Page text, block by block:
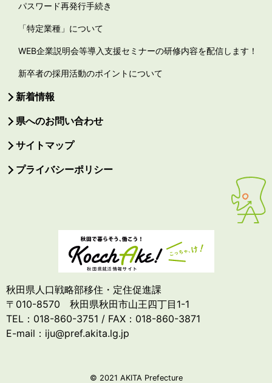
パスワード再発行手続き
「特定業種」について
WEB企業説明会等導入支援セミナーの研修内容を配信します！
新卒者の採用活動のポイントについて
新着情報
県へのお問い合わせ
サイトマップ
プライバシーポリシー
秋田県人口戦略部移住・定住促進課
〒010-8570 秋田県秋田市山王四丁目1-1
TEL：018-860-3751 / FAX：018-860-3871
E-mail：iju@pref.akita.lg.jp
© 2021 AKITA Prefecture